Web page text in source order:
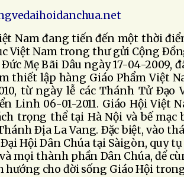
Nam đang tiến đến một thời
Việt Nam trong thư gửi Cộng
Mẹ Bãi Dâu ngày 17-04-2009,
thiết lập hàng Giáo Phẩm Việt
từ ngày lễ các Thánh Tử Ðạo
Linh 06-01-2011. Giáo Hội Việt
trọng thể tại Hà Nội và bế mạc
Ðịa La Vang. Ðặc biệt, vào
Hội Dân Chúa tại Sàigòn, quy tụ
mọi thành phần Dân Chúa, để
hướng cho đời sống Giáo Hội